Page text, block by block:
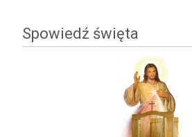
Spowiedź święta